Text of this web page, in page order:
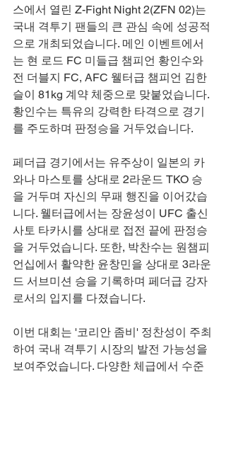
스에서 열린 Z-Fight Night 2(ZFN 02)는
국내 격투기 팬들의 큰 관심 속에 성공적
으로 개최되었습니다. 메인 이벤트에서
는 현 로드 FC 미들급 챔피언 황인수와
전 더블지 FC, AFC 웰터급 챔피언 김한
슬이 81kg 계약 체중으로 맞붙었습니다.
황인수는 특유의 강력한 타격으로 경기
를 주도하며 판정승을 거두었습니다.
페더급 경기에서는 유주상이 일본의 카
와나 마스토를 상대로 2라운드 TKO 승
을 거두며 자신의 무패 행진을 이어갔습
니다. 웰터급에서는 장윤성이 UFC 출신
사토 타카시를 상대로 접전 끝에 판정승
을 거두었습니다. 또한, 박찬수는 원챔피
언십에서 활약한 윤창민을 상대로 3라운
드 서브미션 승을 기록하며 페더급 강자
로서의 입지를 다졌습니다.
이번 대회는 '코리안 좀비' 정찬성이 주최
하여 국내 격투기 시장의 발전 가능성을
보여주었습니다. 다양한 체급에서 수준